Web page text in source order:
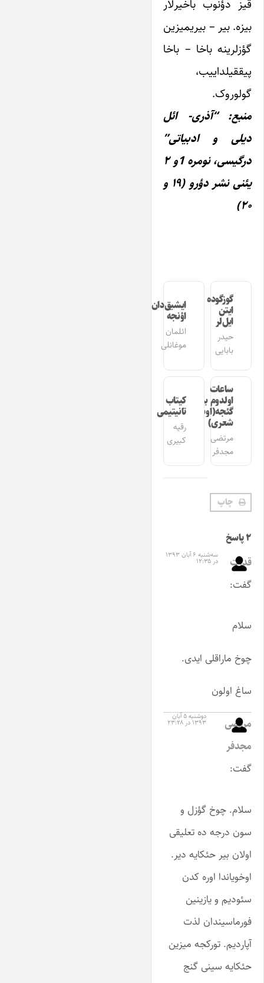
قیز دؤنوب باخیرلار
بیزه. بیر – بیریمیزین
گؤزلرینه باخا – باخا
پیققیلداییب،
گولوروک.
منبع: “آذری- ائل
دیلی و ادبیاتی”
درگیسی، نومره 1و ۲
یئنی نشر دؤرو (۱۹ و
۲۰)
گوزگوده
ایتن
ایل‌لر
حیدر
بابایی
ایشیق‌دان
اؤنجه
ائلمان
موغانلی
ساعات
اولدوم بیر
گئجه(اوشاق
شعری)
مرتضی
مجدفر
کیتاب
تانیتیمی
رقیه
کبیری
چاپ
۲ پاسخ
قدرت
گفت:
سه‌شنبه ۶ آبان ۱۳۹۳
در ۱۲:۳۵
سلام
چوخ ماراقلی ایدی.
ساغ اولون
مرتضی
مجدفر
گفت:
دوشنبه ۵ آبان
۱۳۹۳ در ۲۳:۲۸
سلام. چوخ گؤزل و
سون درجه ده تعلیقی
اولان بیر حئکایه دیر.
اوخویاندا اوره کدن
سئودیم و یازینین
فورماسیندان لذت
آپاردیم. تورکجه میزین
حئکایه سینی گنج